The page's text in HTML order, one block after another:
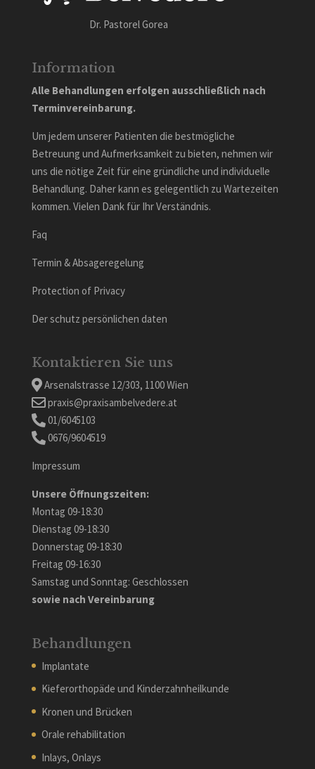
Dr. Pastorel Gorea
Information
Alle Behandlungen erfolgen ausschließlich nach
Terminvereinbarung.
Um jedem unserer Patienten die bestmögliche
Betreuung und Aufmerksamkeit zu bieten, nehmen wir
uns die nötige Zeit für eine gründliche und individuelle
Behandlung. Daher kann es gelegentlich zu Wartezeiten
kommen. Vielen Dank für Ihr Verständnis.
Faq
Termin & Absageregelung
Protection of Privacy
Der schutz persönlichen daten
Kontaktieren Sie uns
Arsenalstrasse 12/303, 1100 Wien
praxis@praxisambelvedere.at
01/6045103
0676/9604519
Impressum
Unsere Öffnungszeiten:
Montag 09-18:30
Dienstag 09-18:30
Donnerstag 09-18:30
Freitag 09-16:30
Samstag und Sonntag: Geschlossen
sowie nach Vereinbarung
Behandlungen
Implantate
Kieferorthopäde und Kinderzahnheilkunde
Kronen und Brücken
Orale rehabilitation
Inlays, Onlays